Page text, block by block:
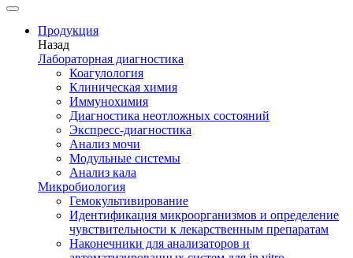
Продукция
Назад
Лабораторная диагностика
Коагулология
Клиническая химия
Иммунохимия
Диагностика неотложных состояний
Экспресс-диагностика
Анализ мочи
Модульные системы
Анализ кала
Микробиология
Гемокультивирование
Идентификация микроорганизмов и определение
чувствительности к лекарственным препаратам
Наконечники для анализаторов и